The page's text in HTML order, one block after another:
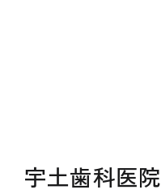
宇土歯科医院